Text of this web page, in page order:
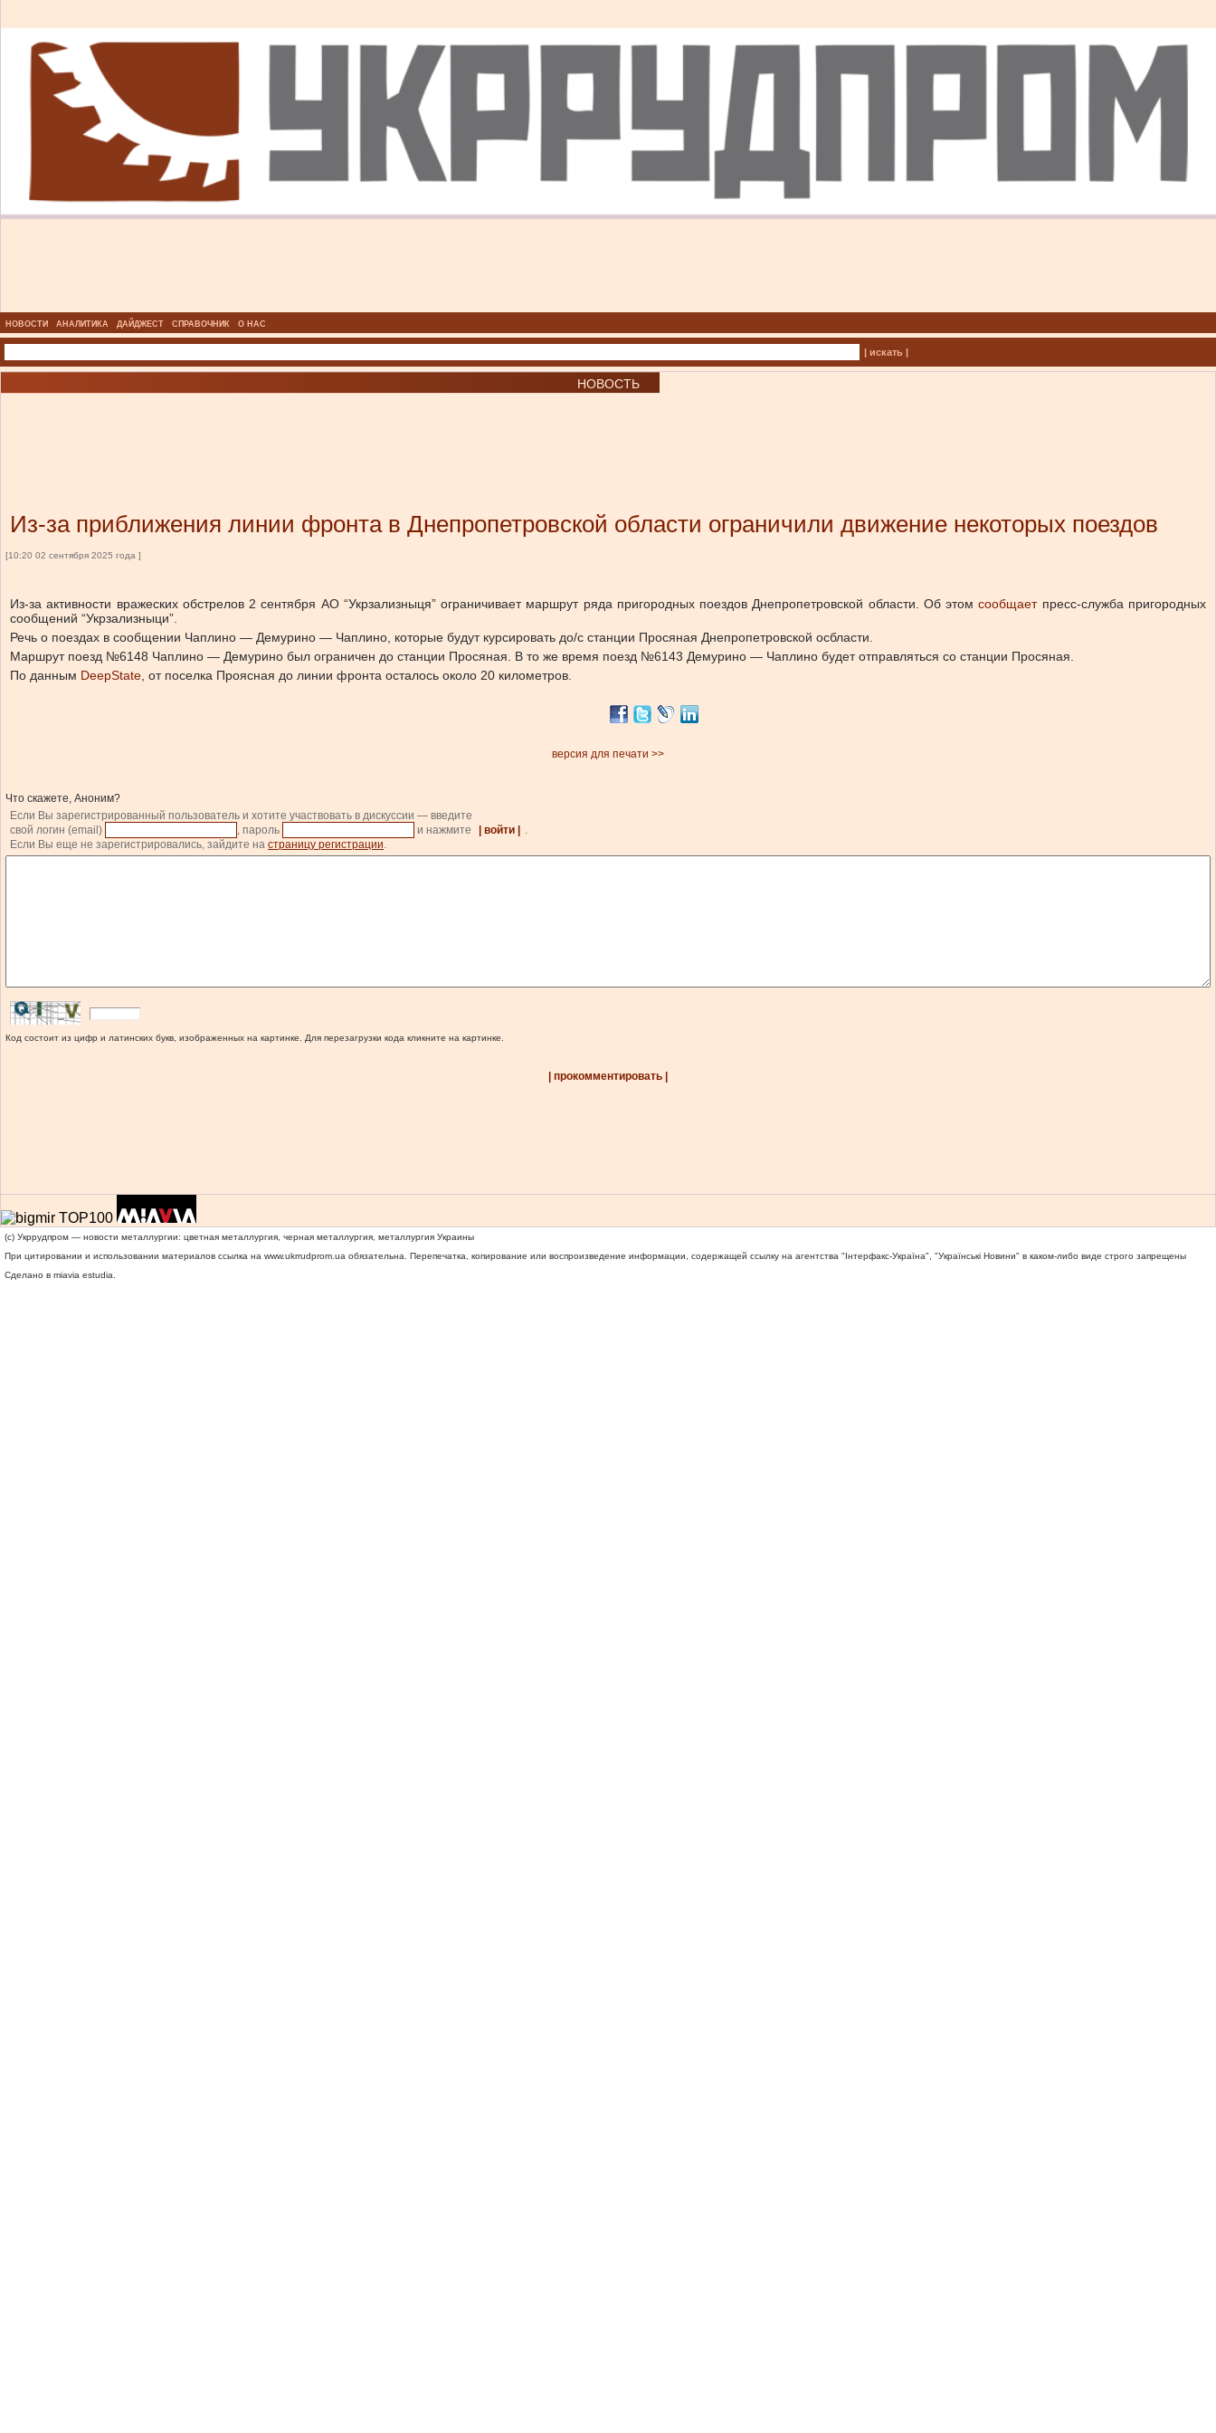
НОВОСТИ АНАЛИТИКА ДАЙДЖЕСТ СПРАВОЧНИК О НАС
| искать |
НОВОСТЬ
Из-за приближения линии фронта в Днепропетровской области ограничили движение некоторых поездов
[10:20 02 сентября 2025 года ]
Из-за активности вражеских обстрелов 2 сентября АО “Укрзализныця” ограничивает маршрут ряда пригородных поездов Днепропетровской области. Об этом сообщает пресс-служба пригородных
сообщений “Укрзализныци”.
Речь о поездах в сообщении Чаплино — Демурино — Чаплино, которые будут курсировать до/с станции Просяная Днепропетровской осбласти.
Маршрут поезд №6148 Чаплино — Демурино был ограничен до станции Просяная. В то же время поезд №6143 Демурино — Чаплино будет отправляться со станции Просяная.
По данным DeepState , от поселка Проясная до линии фронта осталось около 20 километров.
версия для печати >>
Что скажете, Аноним?
Если Вы зарегистрированный пользователь и хотите участвовать в дискуссии — введите
свой логин (email)
, пароль и нажмите | войти |
.
Если Вы еще не зарегистрировались, зайдите на страницу регистрации.
Код состоит из цифр и латинских букв, изображенных на картинке. Для перезагрузки кода кликните на картинке.
| прокомментировать |
(c) Укррудпром — новости металлургии: цветная металлургия, черная металлургия, металлургия Украины
При цитировании и использовании материалов ссылка на www.ukrrudprom.ua обязательна. Перепечатка, копирование или воспроизведение информации, содержащей ссылку на агентства "Iнтерфакс-Україна", "Українськi Новини" в каком-либо виде строго запрещены
Сделано в miavia estudia.